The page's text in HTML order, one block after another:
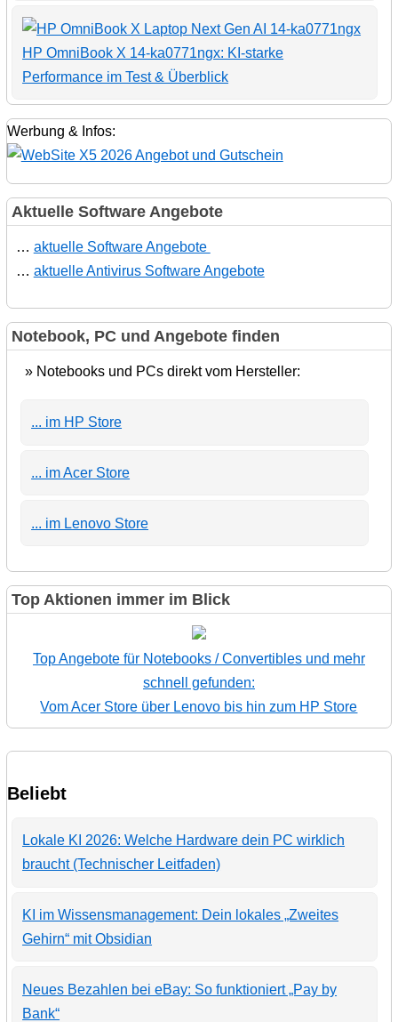
HP OmniBook X 14-ka0771ngx: KI-starke
Performance im Test & Überblick
Werbung & Infos:
Aktuelle Software Angebote
… aktuelle Software Angebote
… aktuelle Antivirus Software Angebote
Notebook, PC und Angebote finden
» Notebooks und PCs direkt vom Hersteller:
... im HP Store
... im Acer Store
... im Lenovo Store
Top Aktionen immer im Blick
Top Angebote für Notebooks / Convertibles und mehr
schnell gefunden:
Vom Acer Store über Lenovo bis hin zum HP Store
Beliebt
Lokale KI 2026: Welche Hardware dein PC wirklich
braucht (Technischer Leitfaden)
KI im Wissensmanagement: Dein lokales „Zweites
Gehirn“ mit Obsidian
Neues Bezahlen bei eBay: So funktioniert „Pay by
Bank“